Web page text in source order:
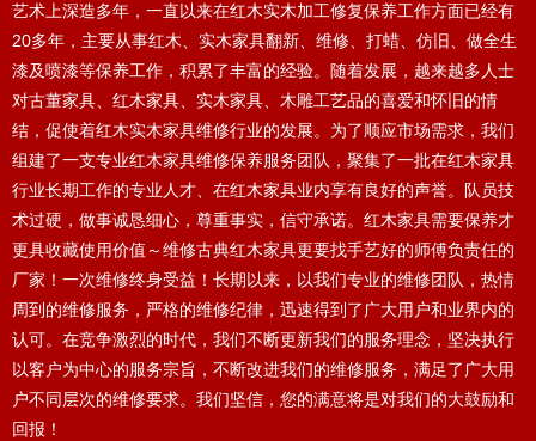
艺术上深造多年，一直以来在红木实木加工修复保养工作方面已经有
20多年，主要从事红木、实木家具翻新、维修、打蜡、仿旧、做全生
漆及喷漆等保养工作，积累了丰富的经验。随着发展，越来越多人士
对古董家具、红木家具、实木家具、木雕工艺品的喜爱和怀旧的情
结，促使着红木实木家具维修行业的发展。为了顺应市场需求，我们
组建了一支专业红木家具维修保养服务团队，聚集了一批在红木家具
行业长期工作的专业人才、在红木家具业内享有良好的声誉。队员技
术过硬，做事诚恳细心，尊重事实，信守承诺。红木家具需要保养才
更具收藏使用价值～维修古典红木家具更要找手艺好的师傅负责任的
厂家！一次维修终身受益！长期以来，以我们专业的维修团队，热情
周到的维修服务，严格的维修纪律，迅速得到了广大用户和业界内的
认可。在竞争激烈的时代，我们不断更新我们的服务理念，坚决执行
以客户为中心的服务宗旨，不断改进我们的维修服务，满足了广大用
户不同层次的维修要求。我们坚信，您的满意将是对我们的大鼓励和
回报！